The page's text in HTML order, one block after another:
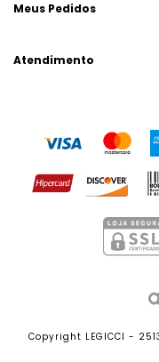
Meus Pedidos
Atendimento
Copyright LEGICCI -